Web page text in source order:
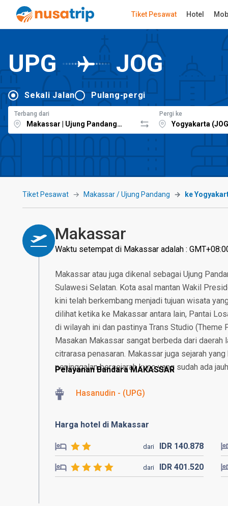
Tiket Pesawat Hotel
UPG JOG
Sekali Jalan Pulang-pergi
Terbang dari Pergi ke
Tiket Pesawat Makassar / Ujung Pandang ke
Makassar
Waktu setempat di Makassar adalah :
Makassar atau juga dikenal sebagai Ujung
Sulawesi Selatan. Kota asal mantan Wakil
kini telah berkembang menjadi tujuan wisata
dilihat ketika ke Makassar antara lain, Pantai
di wilayah ini dan pastinya Trans Studio (Theme
Masakan Makassar sangat berbeda dari
citrarasa penasaran. Makassar juga sejarah
peninggalan bersejarah kuno yang sudah ada
Pelayanan Bandara MAKASSAR
Hasanudin - (UPG)
Harga hotel di Makassar
dari IDR 140.878
dari IDR 401.520